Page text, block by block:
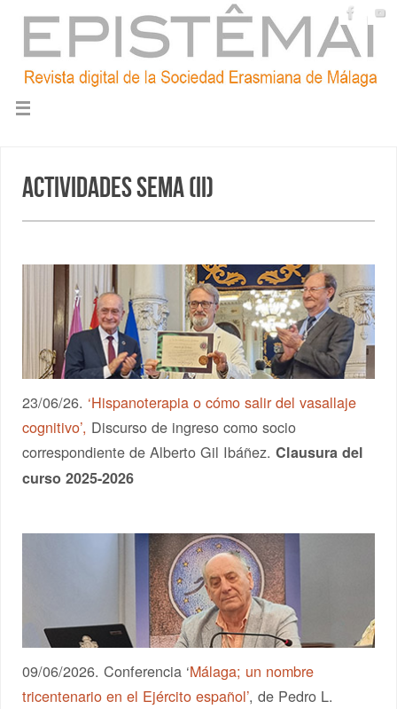
Actividades SEMA (II)
23/06/26. ‘Hispanoterapia o cómo salir del vasallaje
cognitivo’, Discurso de ingreso como socio
correspondiente de Alberto Gil Ibáñez.Clausura del
curso 2025-2026
09/06/2026. Conferencia ‘Málaga; un nombre
tricentenario en el Ejército español’, de Pedro L.